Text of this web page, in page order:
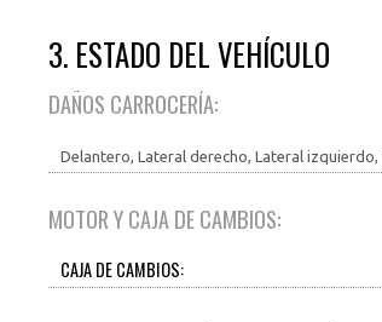
3. ESTADO DEL VEHÍCULO
DAÑOS CARROCERÍA:
Delantero, Lateral derecho, Lateral izquierdo,
MOTOR Y CAJA DE CAMBIOS:
CAJA DE CAMBIOS: